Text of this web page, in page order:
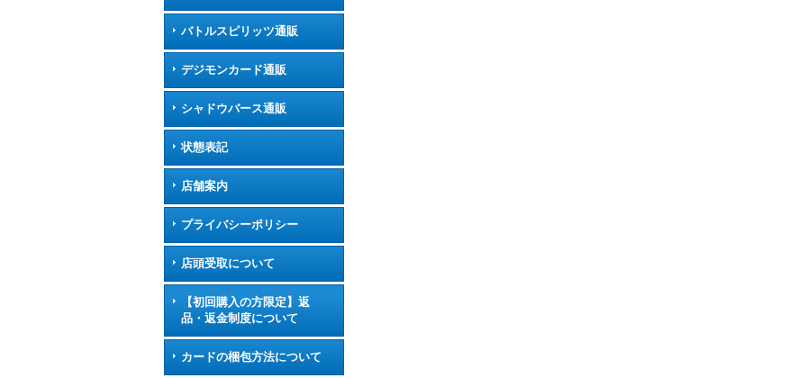
バトルスピリッツ通販
デジモンカード通販
シャドウバース通販
状態表記
店舗案内
プライバシーポリシー
店頭受取について
【初回購入の方限定】返
品・返金制度について
カードの梱包方法について